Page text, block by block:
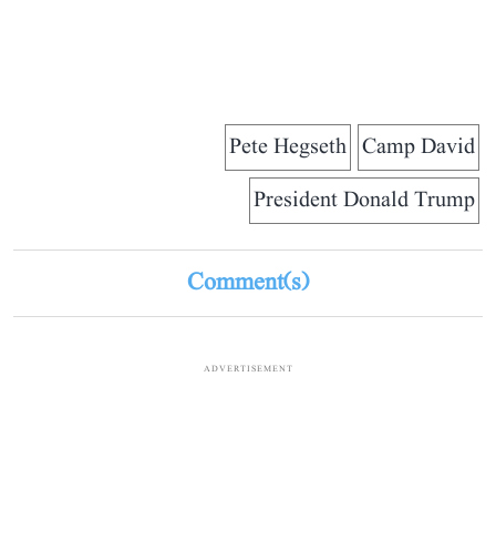
Camp David
Pete Hegseth
President Donald Trump
Comment(s)
ADVERTISEMENT